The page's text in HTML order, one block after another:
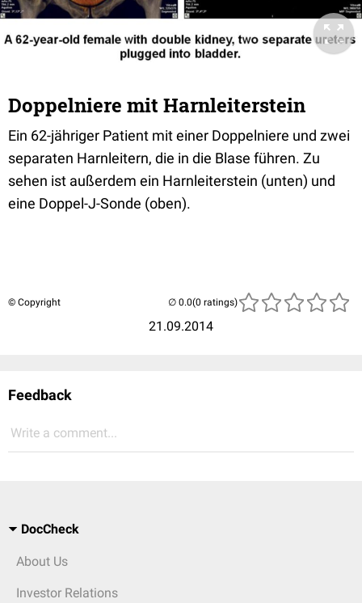
Doppelniere mit Harnleiterstein
Ein 62-jähriger Patient mit einer Doppelniere und zwei
separaten Harnleitern, die in die Blase führen. Zu
sehen ist außerdem ein Harnleiterstein (unten) und
eine Doppel-J-Sonde (oben).
© Copyright
21.09.2014
(0 ratings)
Feedback
Write a comment...
DocCheck
About Us
Investor Relations